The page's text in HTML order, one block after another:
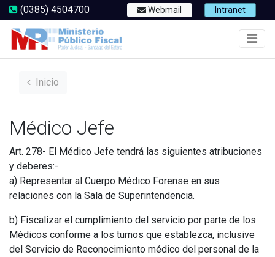
(0385) 4504700 Webmail Intranet
Inicio
Médico Jefe
Art. 278- El Médico Jefe tendrá las siguientes atribuciones
y deberes:-
a) Representar al Cuerpo Médico Forense en sus
relaciones con la Sala de Superintendencia.
b) Fiscalizar el cumplimiento del servicio por parte de los
Médicos conforme a los turnos que establezca, inclusive
del Servicio de Reconocimiento médico del personal de la